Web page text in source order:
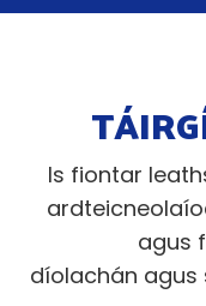
Is fiontar
agus
díolachán agus